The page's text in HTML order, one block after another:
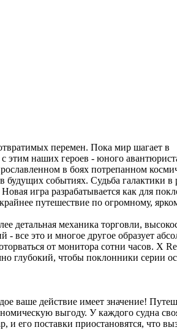
перемен. Пока мир шагает в
этим наших героев - юного
в боях потрепанном
будущих событиях. Судьба галактики
игра разрабатывается как для
путешествие по огромному,
детальная механика торговли,
все это и многое другое образует
от монитора сотни часов. X
глубокий, чтобы поклонники серии
ваше действие имеет значение!
выгоду. У каждого судна
его поставки приостановятся, что